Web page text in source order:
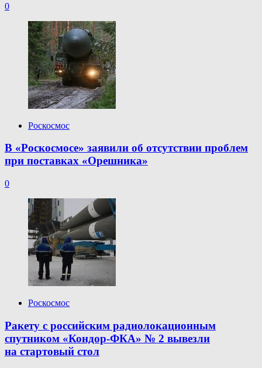
0
Роскосмос
В «Роскосмосе» заявили об отсутствии проблем
при поставках «Орешника»
0
Роскосмос
Ракету с российским радиолокационным
спутником «Кондор-ФКА» № 2 вывезли
на стартовый стол